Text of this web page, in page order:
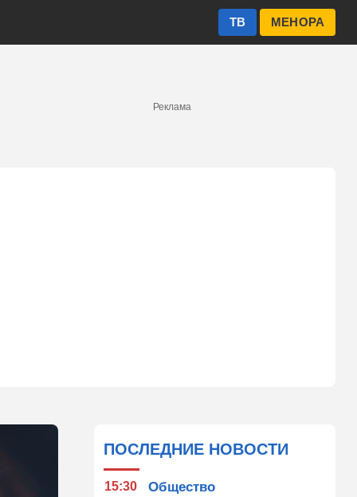
МЕНОРА
ТВ
Реклама
ПОСЛЕДНИЕ НОВОСТИ
15:30 Общество